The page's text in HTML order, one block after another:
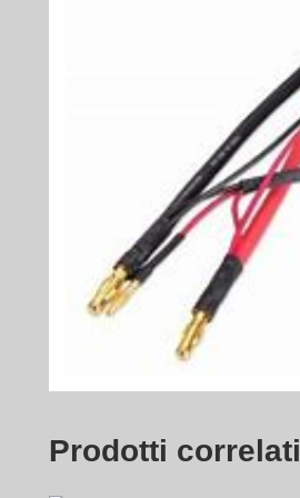
Prodotti correlati